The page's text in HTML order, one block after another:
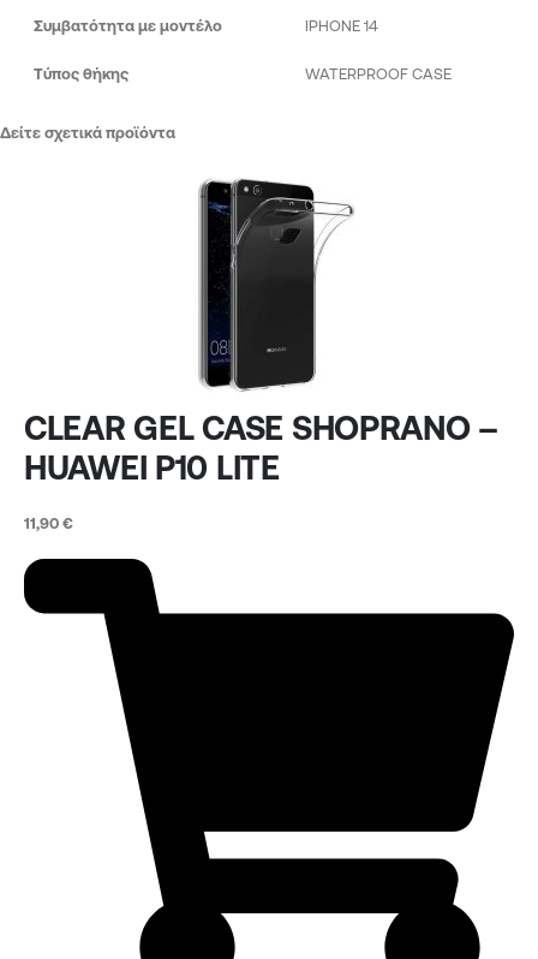
Συμβατότητα με μοντέλο IPHONE 14
Τύπος θήκης WATERPROOF CASE
Δείτε σχετικά προϊόντα
CLEAR GEL CASE SHOPRANO –
HUAWEI P10 LITE
11,90 €